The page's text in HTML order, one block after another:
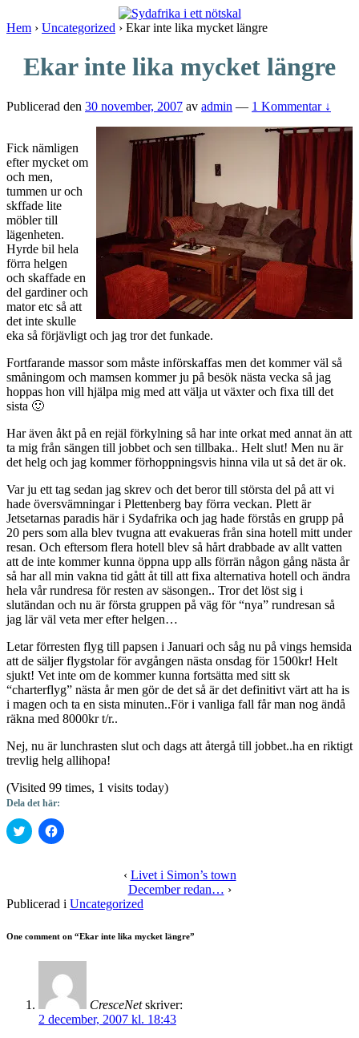
Skip
Main
Content
Hem › Uncategorized › Ekar inte lika mycket längre
Ekar inte lika mycket längre
Publicerad den 30 november, 2007 av admin — 1 Kommentar ↓
Fick nämligen
efter mycket om
och men,
tummen ur och
skffade lite
möbler till
lägenheten.
Hyrde bil hela
förra helgen
och skaffade en
del gardiner och
mator etc så att
det inte skulle
eka så förjävligt och jag tror det funkade.
Fortfarande massor som måste införskaffas men det kommer väl så
småningom och mamsen kommer ju på besök nästa vecka så jag
hoppas hon vill hjälpa mig med att välja ut växter och fixa till det
sista 🙂
Har även åkt på en rejäl förkylning så har inte orkat med annat än att
ta mig från sängen till jobbet och sen tillbaka.. Helt slut! Men nu är
det helg och jag kommer förhoppningsvis hinna vila ut så det är ok.
Var ju ett tag sedan jag skrev och det beror till största del på att vi
hade översvämningar i Plettenberg bay förra veckan. Plett är
Jetsetarnas paradis här i Sydafrika och jag hade förstås en grupp på
20 pers som alla blev tvugna att evakueras från sina hotell mitt under
resan. Och eftersom flera hotell blev så hårt drabbade av allt vatten
att de inte kommer kunna öppna upp alls förrän någon gång nästa år
så har all min vakna tid gått åt till att fixa alternativa hotell och ändra
hela vår rundresa för resten av säsongen.. Tror det löst sig i
slutändan och nu är första gruppen på väg för “nya” rundresan så
jag lär väl veta mer efter helgen…
Letar förresten flyg till papsen i Januari och såg nu på vings hemsida
att de säljer flygstolar för avgången nästa onsdag för 1500kr! Helt
sjukt! Vet inte om de kommer kunna fortsätta med sitt sk
“charterflyg” nästa år men gör de det så är det definitivt värt att ha is
i magen och ta en sista minuten..För i vanliga fall får man nog ändå
räkna med 8000kr t/r..
Nej, nu är lunchrasten slut och dags att återgå till jobbet..ha en riktigt
trevlig helg allihopa!
(Visited 99 times, 1 visits today)
Dela det här:
Klicka
för
i
ett
fönster)
Klicka
för
i
ett
fönster)
‹ Livet i Simon’s town
December redan… ›
Publicerad i Uncategorized
One comment on “Ekar inte lika mycket längre”
CresceNet skriver:
2 december, 2007 kl. 18:43